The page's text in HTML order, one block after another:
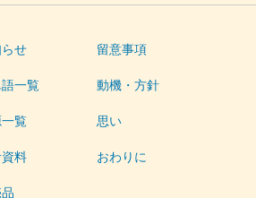
せ
一覧
覧
料
留意事項
動機・方針
思い
おわりに